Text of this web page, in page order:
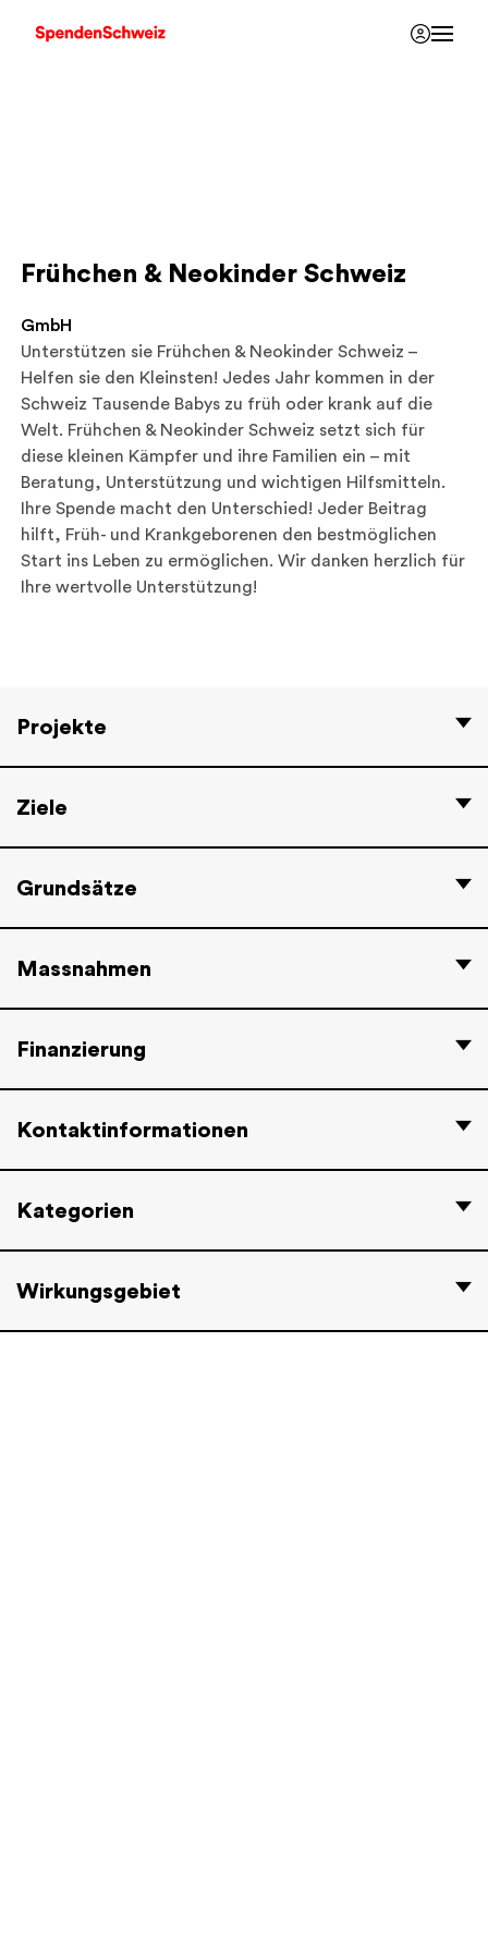
Frühchen & Neokinder Schweiz
GmbH
Unterstützen sie Frühchen & Neokinder Schweiz –
Helfen sie den Kleinsten! Jedes Jahr kommen in der
Schweiz Tausende Babys zu früh oder krank auf die
Welt. Frühchen & Neokinder Schweiz setzt sich für
diese kleinen Kämpfer und ihre Familien ein – mit
Beratung, Unterstützung und wichtigen Hilfsmitteln.
Ihre Spende macht den Unterschied! Jeder Beitrag
hilft, Früh- und Krankgeborenen den bestmöglichen
Start ins Leben zu ermöglichen. Wir danken herzlich für
Ihre wertvolle Unterstützung!
Projekte
Ziele
Grundsätze
Massnahmen
Finanzierung
Kontaktinformationen
Kategorien
Wirkungsgebiet